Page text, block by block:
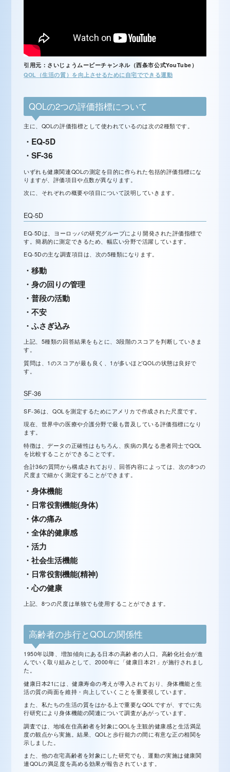
引用元：さいじょうムービーチャンネル（西条市公式YouTube）
QOL（生活の質）を向上させるために自宅でできる運動
QOLの2つの評価指標について
主に、QOLの評価指標として使われているのは次の2種類です。
・EQ-5D
・SF-36
いずれも健康関連QOLの測定を目的に作られた包括的評価指標にな
りますが、評価項目や点数が異なります。
次に、それぞれの概要や項目について説明していきます。
EQ-5D
EQ-5Dは、ヨーロッパの研究グループにより開発された評価指標で
す。簡易的に測定できるため、幅広い分野で活躍しています。
EQ-5Dの主な調査項目は、次の5種類になります。
・移動
・身の回りの管理
・普段の活動
・不安
・ふさぎ込み
上記、5種類の回答結果をもとに、3段階のスコアを判断していきま
す。
質問は、1のスコアが最も良く、1が多いほどQOLの状態は良好で
す。
SF-36
SF-36は、QOLを測定するためにアメリカで作成された尺度です。
現在、世界中の医療や介護分野で最も普及している評価指標になり
ます。
特徴は、データの正確性はもちろん、疾病の異なる患者同士でQOL
を比較することができることです。
合計36の質問から構成されており、回答内容によっては、次の8つの
尺度まで細かく測定することができます。
・身体機能
・日常役割機能(身体)
・体の痛み
・全体的健康感
・活力
・社会生活機能
・日常役割機能(精神)
・心の健康
上記、8つの尺度は単独でも使用することができます。
高齢者の歩行とQOLの関係性
1950年以降、増加傾向にある日本の高齢者の人口。高齢化社会が進
んでいく取り組みとして、2000年に「健康日本21」が施行されまし
た。
健康日本21には、健康寿命の考えが導入されており、身体機能と生
活の質の両面を維持・向上していくことを重要視しています。
また、私たちの生活の質をはかる上で重要なQOLですが、すでに先
行研究により身体機能の関連について調査があがっています。
調査では、地域在住高齢者を対象にQOLを主観的健康感と生活満足
度の観点から実施。結果、QOLと歩行能力の間に有意な正の相関を
示しました。
また、他の在宅高齢者を対象にした研究でも、運動の実施は健康関
連QOLの満足度を高める効果が報告されています。